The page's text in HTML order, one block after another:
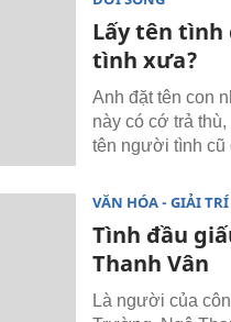
Lấy tên tình
tình xưa?
Anh đặt tên con
này có cớ trả
tên người tình cũ
VĂN HÓA - GIẢI TRÍ
Tình đầu
Thanh Vân
Là người của